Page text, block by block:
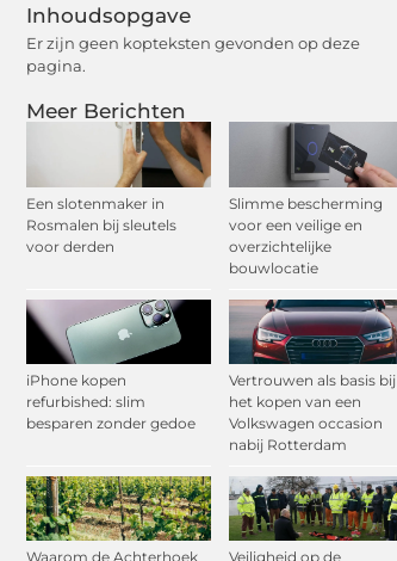
Inhoudsopgave
Er zijn geen kopteksten gevonden op deze
pagina.
Meer Berichten
Een slotenmaker in
Rosmalen bij sleutels
voor derden
Slimme bescherming
voor een veilige en
overzichtelijke
bouwlocatie
iPhone kopen
refurbished: slim
besparen zonder gedoe
Vertrouwen als basis bij
het kopen van een
Volkswagen occasion
nabij Rotterdam
Waarom de Achterhoek
Veiligheid op de